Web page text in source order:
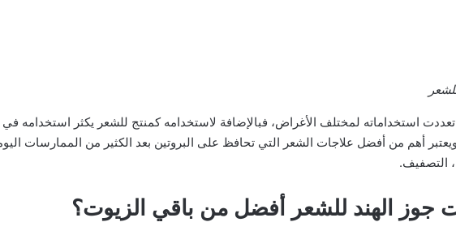
استخداماته لمختلف الأغراض، فبالإضافة لاستخدامه كمنتج للشعر يكثر استخدامه
أهم من أفضل علاجات الشعر التي تحافظ على البروتين بعد الكثير من الممارسات
التصفيف.
جوز الهند للشعر أفضل من باقي الزيوت؟